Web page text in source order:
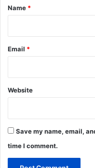
*
Name *
Email *
Website
Save my name, email,
time I comment.